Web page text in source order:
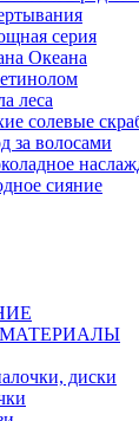
серия
Океана
леса
солевые
за волосами
сияние
диски